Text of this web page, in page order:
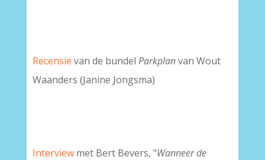
Recensie van de bundel Parkplanvan Wout
Waanders (Janine Jongsma)
Interviewmet Bert Bevers, "Wanneer de